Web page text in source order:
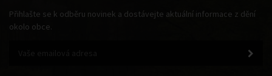
Přihlašte se k odběru novinek a dostávejte aktuální informace z dění
okolo obce.